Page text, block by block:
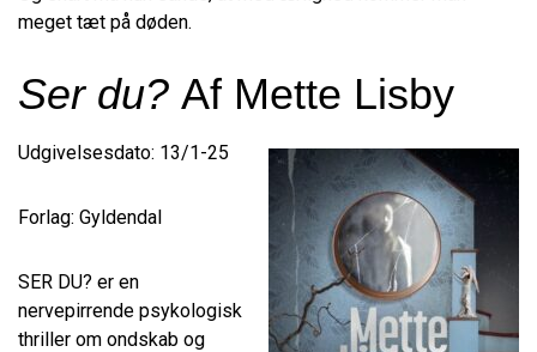
meget tæt på døden.
Ser du? Af Mette Lisby
Udgivelsesdato: 13/1-25
Forlag: Gyldendal
SER DU? er en
nervepirrende psykologisk
thriller om ondskab og